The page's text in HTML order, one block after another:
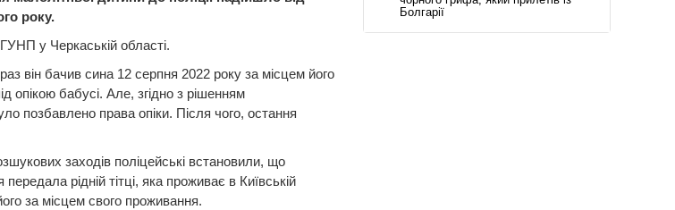
року.
у Черкаській області.
він бачив сина 12 серпня 2022 року за місцем його
опікою бабусі. Але, згідно з рішенням
позбавлено права опіки. Після чого, остання
заходів поліцейські встановили, що
рідній тітці, яка проживає в Київській
за місцем свого проживання.
Болгарії